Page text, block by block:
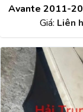
Avante 2011-
Xe
Giá: Liên